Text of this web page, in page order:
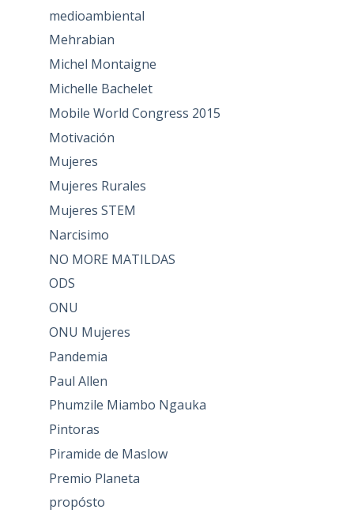
medioambiental
Mehrabian
Michel Montaigne
Michelle Bachelet
Mobile World Congress 2015
Motivación
Mujeres
Mujeres Rurales
Mujeres STEM
Narcisimo
NO MORE MATILDAS
ODS
ONU
ONU Mujeres
Pandemia
Paul Allen
Phumzile Miambo Ngauka
Pintoras
Piramide de Maslow
Premio Planeta
propósto